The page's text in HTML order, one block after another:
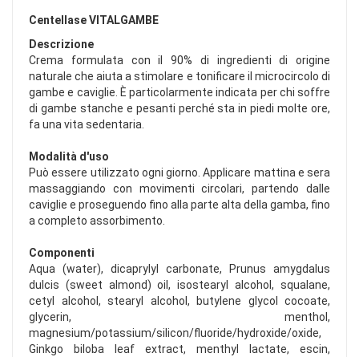
Centellase VITALGAMBE
Descrizione
Crema formulata con il 90% di ingredienti di origine
naturale che aiuta a stimolare e tonificare il microcircolo di
gambe e caviglie. È particolarmente indicata per chi soffre
di gambe stanche e pesanti perché sta in piedi molte ore,
fa una vita sedentaria.
Modalità d'uso
Può essere utilizzato ogni giorno. Applicare mattina e sera
massaggiando con movimenti circolari, partendo dalle
caviglie e proseguendo fino alla parte alta della gamba, fino
a completo assorbimento.
Componenti
Aqua (water), dicaprylyl carbonate, Prunus amygdalus
dulcis (sweet almond) oil, isostearyl alcohol, squalane,
cetyl alcohol, stearyl alcohol, butylene glycol cocoate,
glycerin, menthol,
magnesium/potassium/silicon/fluoride/hydroxide/oxide,
Ginkgo biloba leaf extract, menthyl lactate, escin,